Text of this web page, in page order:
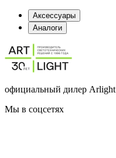
Аксессуары
Аналоги
официальный дилер Arlight
Мы в соцсетях